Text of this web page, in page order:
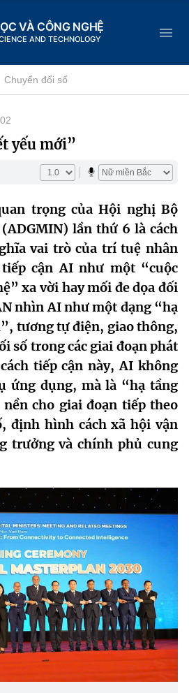
VÀ CÔNG NGHỆ
AND TECHNOLOGY
nghệ
chất lượng
tử
hành
về dự thảo VBQPPL
chất lượng
tử
English
Chuyển đổi số
yếu mới”
trọng của Hội nghị Bộ
lần thứ 6 là cách
vai trò của trí tuệ nhân
cận AI như một “cuộc
xa vời hay mối đe dọa đối
nhìn AI nhưmột dạng “hạ
tương tự điện, giao thông,
số trong các giai đoạn phát
tiếp cận này, AI không
ứng dụng, mà là “hạ tầng
cho giai đoạn tiếp theo
định hình cách xã hội vận
trưởng và chính phủ cung